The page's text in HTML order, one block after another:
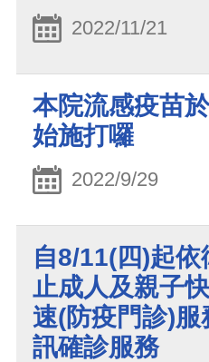
2022/11/21
本院流感疫苗
始施打囉
2022/9/29
自8/11(四)起
止成人及親子
速(防疫門診)
訊確診服務